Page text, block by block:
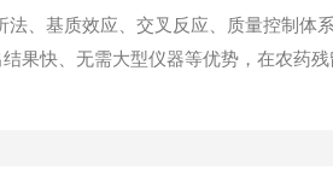
、基质效应、交叉反应、质量控制体
果快、无需大型仪器等优势，在农药